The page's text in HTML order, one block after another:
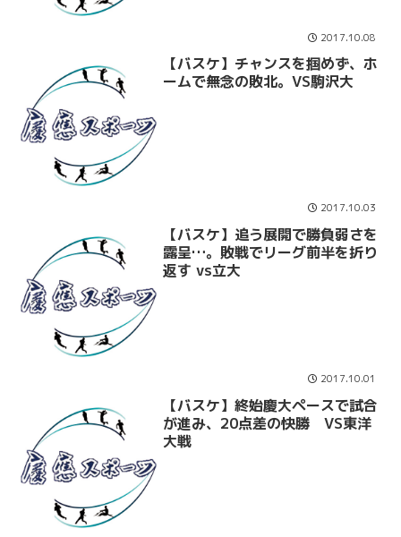
2017.10.08
【バスケ】チャンスを掴めず、ホ
ームで無念の敗北。VS駒沢大
2017.10.03
【バスケ】追う展開で勝負弱さを
露呈…。敗戦でリーグ前半を折り
返す vs立大
2017.10.01
【バスケ】終始慶大ペースで試合
が進み、20点差の快勝 VS東洋
大戦